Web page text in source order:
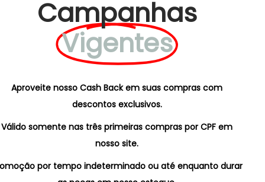
Campanhas
Vigentes
Aproveite nosso Cash Back em suas compras com
descontos exclusivos.
Válido somente nas três primeiras compras por CPF em
nosso site.
por tempo indeterminado ou até enquanto durar